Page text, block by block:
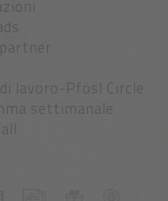
lavoro-Pfösl Circle
settimanale